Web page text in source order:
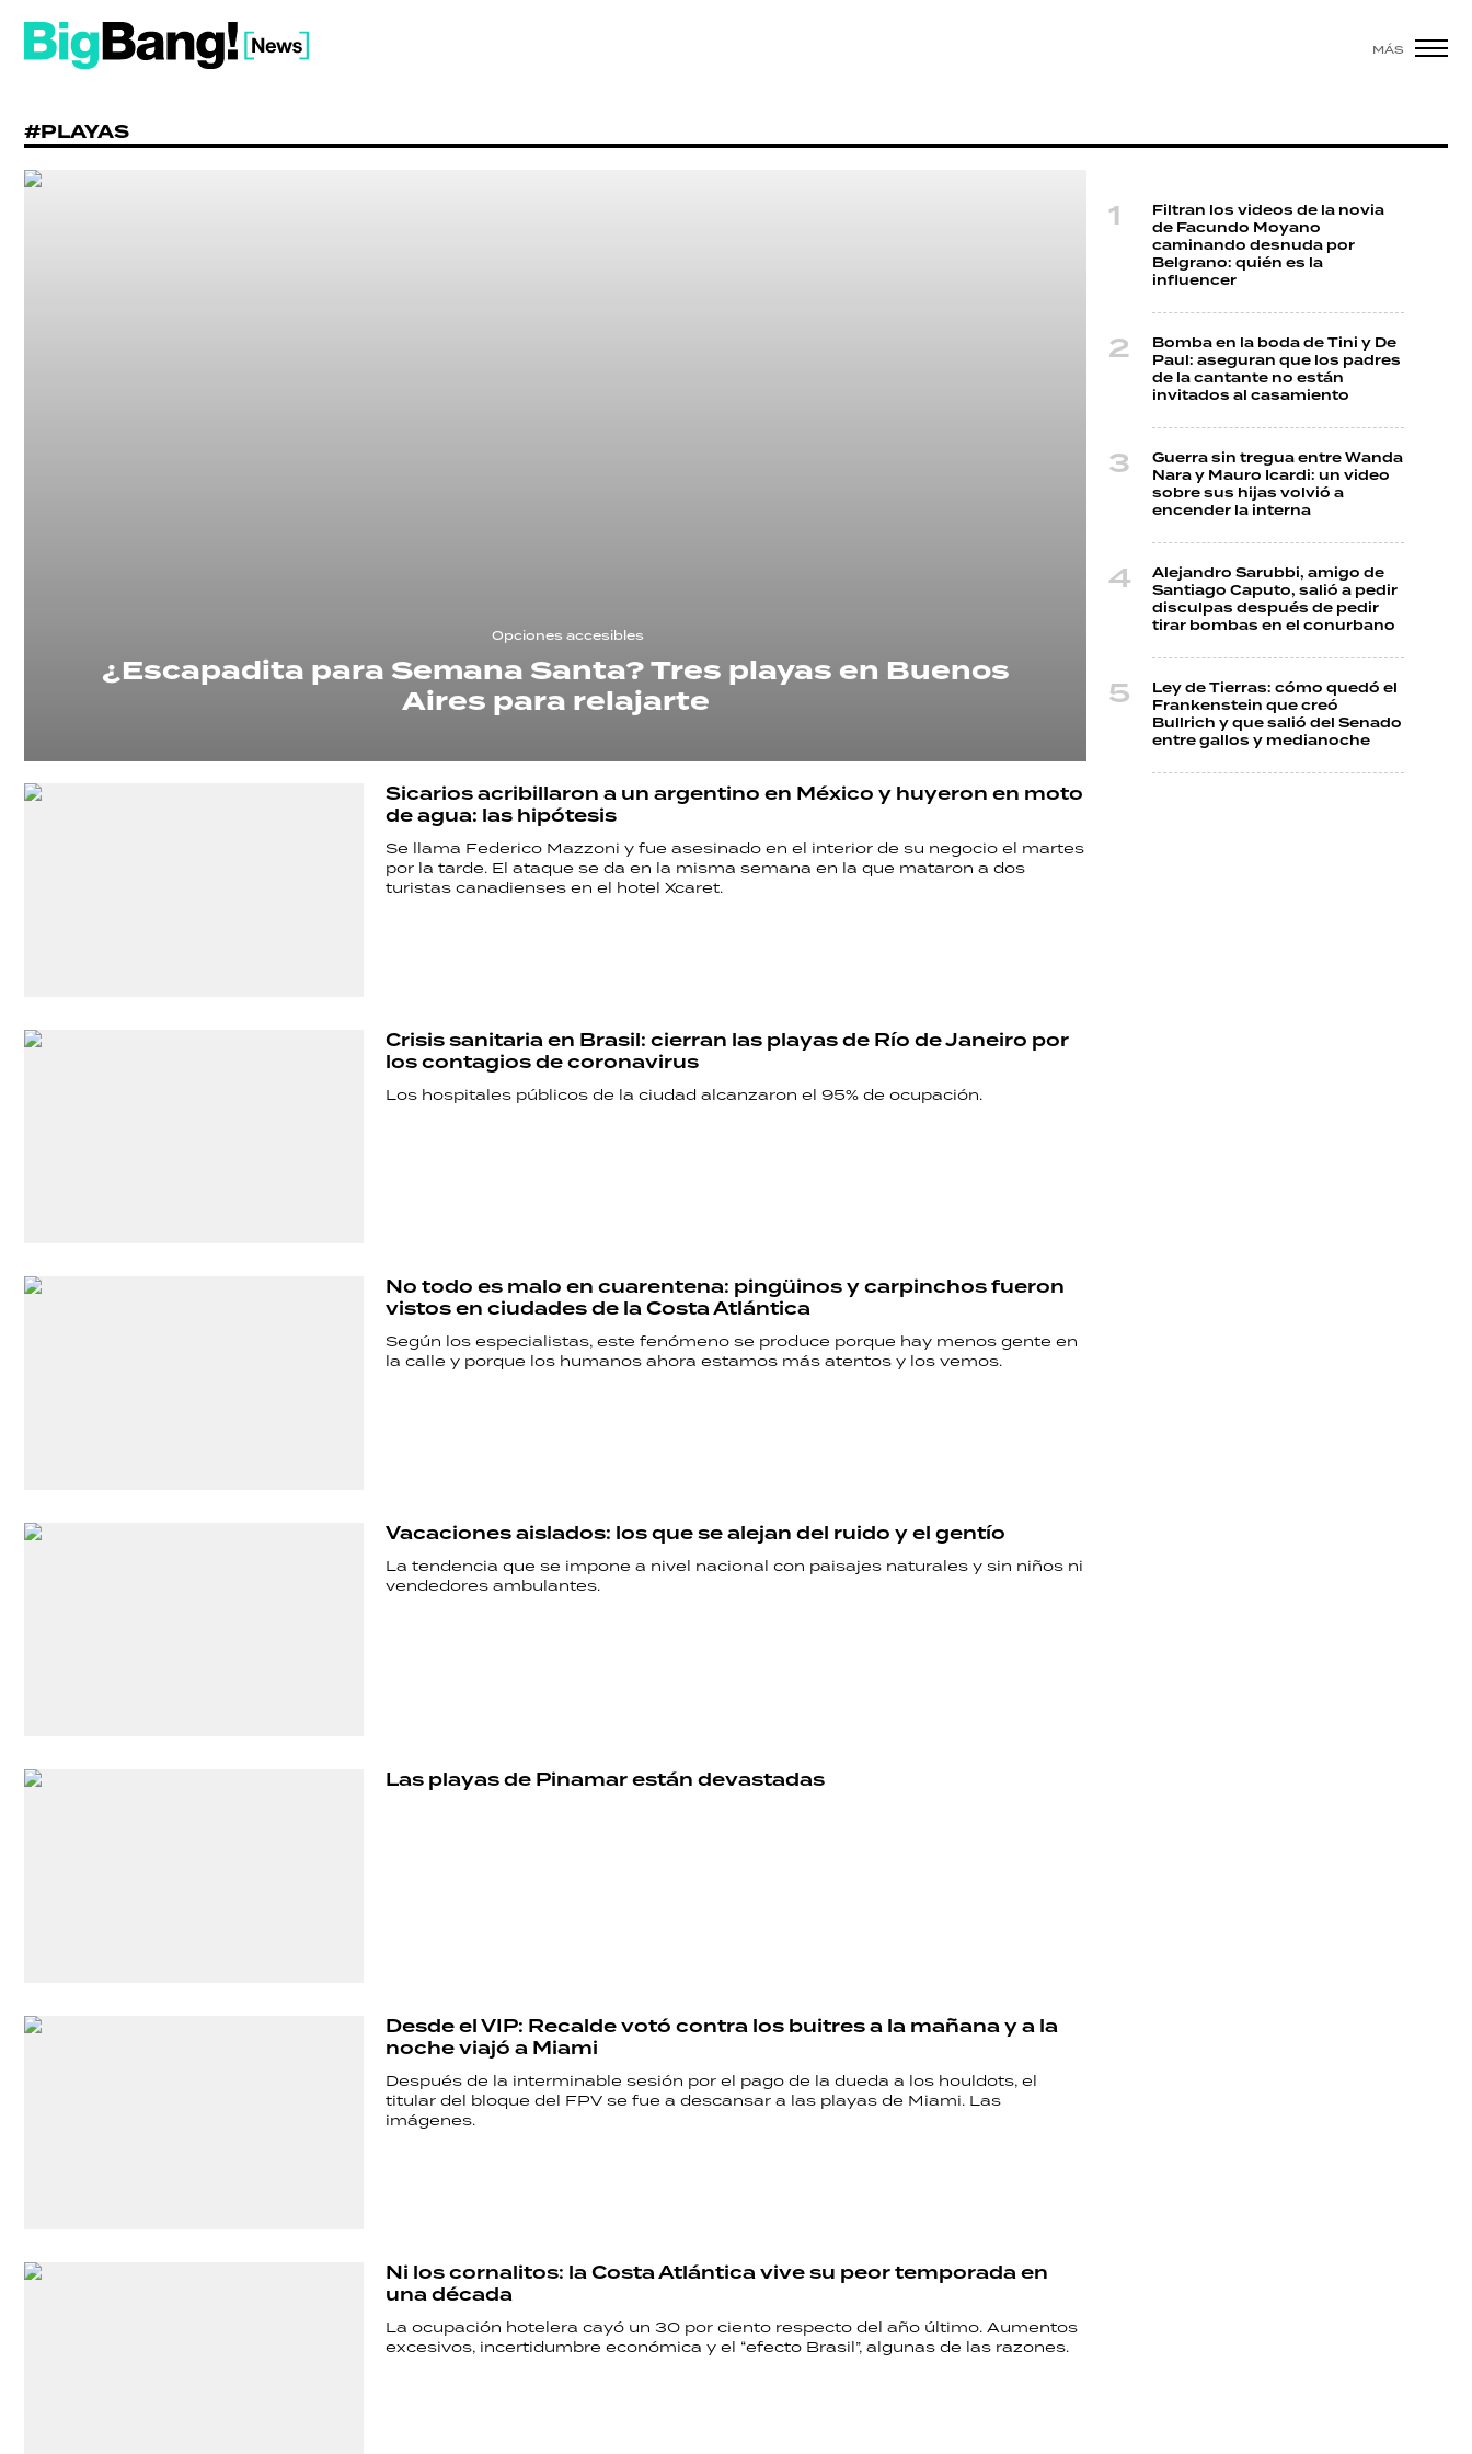
MÁS
#PLAYAS
Opciones accesibles
¿Escapadita para Semana Santa? Tres playas en Buenos
Aires para relajarte
Sicarios acribillaron a un argentino en México y huyeron en moto
de agua: las hipótesis
Se llama Federico Mazzoni y fue asesinado en el interior de su negocio el martes
por la tarde. El ataque se da en la misma semana en la que mataron a dos
turistas canadienses en el hotel Xcaret.
Crisis sanitaria en Brasil: cierran las playas de Río de Janeiro por
los contagios de coronavirus
Los hospitales públicos de la ciudad alcanzaron el 95% de ocupación.
No todo es malo en cuarentena: pingüinos y carpinchos fueron
vistos en ciudades de la Costa Atlántica
Según los especialistas, este fenómeno se produce porque hay menos gente en
la calle y porque los humanos ahora estamos más atentos y los vemos.
Vacaciones aislados: los que se alejan del ruido y el gentío
La tendencia que se impone a nivel nacional con paisajes naturales y sin niños ni
vendedores ambulantes.
Las playas de Pinamar están devastadas
Desde el VIP: Recalde votó contra los buitres a la mañana y a la
noche viajó a Miami
Después de la interminable sesión por el pago de la dueda a los houldots, el
titular del bloque del FPV se fue a descansar a las playas de Miami. Las
imágenes.
Ni los cornalitos: la Costa Atlántica vive su peor temporada en
una década
La ocupación hotelera cayó un 30 por ciento respecto del año último. Aumentos
excesivos, incertidumbre económica y el “efecto Brasil”, algunas de las razones.
Filtran los videos de la novia
de Facundo Moyano
caminando desnuda por
Belgrano: quién es la
influencer
Bomba en la boda de Tini y De
Paul: aseguran que los padres
de la cantante no están
invitados al casamiento
Guerra sin tregua entre Wanda
Nara y Mauro Icardi: un video
sobre sus hijas volvió a
encender la interna
Alejandro Sarubbi, amigo de
Santiago Caputo, salió a pedir
disculpas después de pedir
tirar bombas en el conurbano
Ley de Tierras: cómo quedó el
Frankenstein que creó
Bullrich y que salió del Senado
entre gallos y medianoche
SHOW
POLICIALES
PALABRAS
HORÓSCOPO